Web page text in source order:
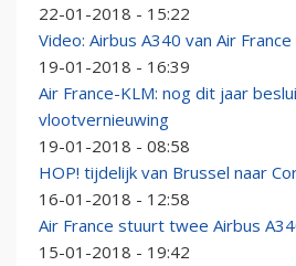
22-01-2018 - 15:22
Video: Airbus A340 van Air
19-01-2018 - 16:39
Air France-KLM: nog dit jaar
vlootvernieuwing
19-01-2018 - 08:58
HOP! tijdelijk van Brussel naar
16-01-2018 - 12:58
Air France stuurt twee Airbus
15-01-2018 - 19:42